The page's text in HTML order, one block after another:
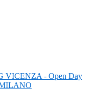
VICENZA - Open Day